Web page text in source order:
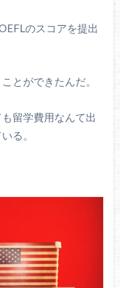
のスコアを提出
とができたんだ。
留学費用なんて出
る。